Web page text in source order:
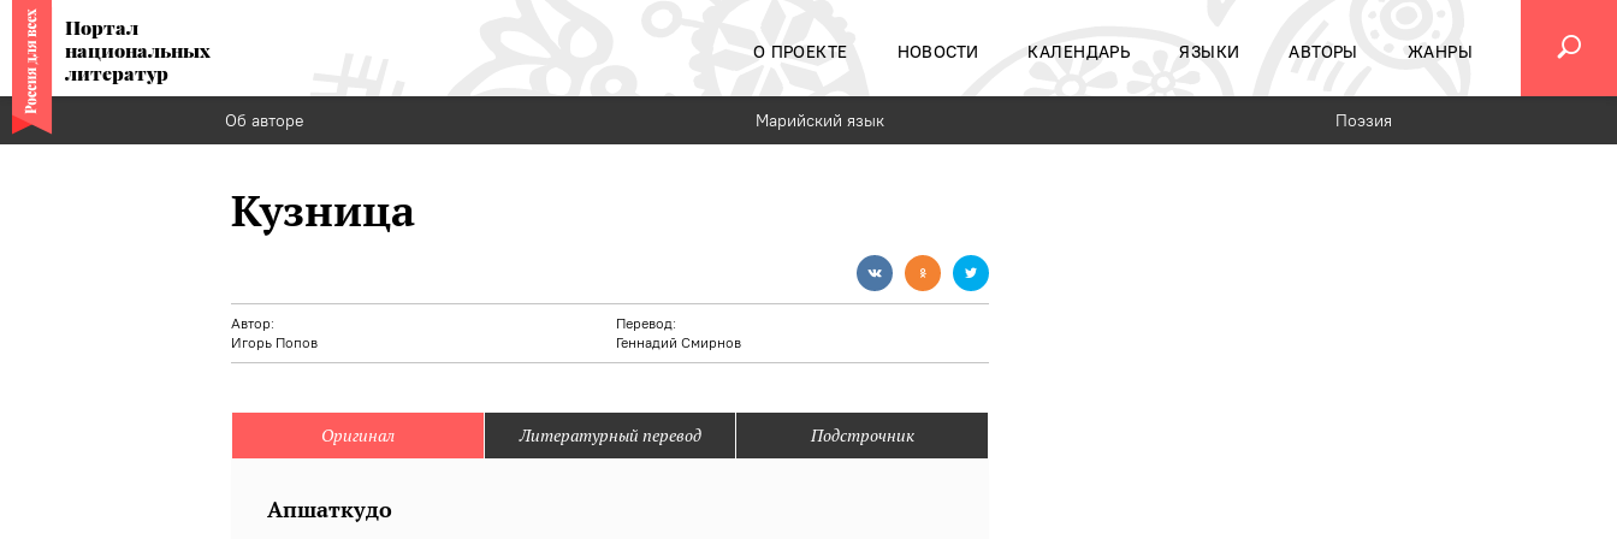
Портал
национальных
литератур
О ПРОЕКТЕ НОВОСТИ КАЛЕНДАРЬ ЯЗЫКИ АВТОРЫ ЖАНРЫ
Об авторе Марийский язык Поэзия
Кузница
Автор:
Игорь Попов
Перевод:
Геннадий Смирнов
Оригинал Литературный перевод Подстрочник
Апшаткудо